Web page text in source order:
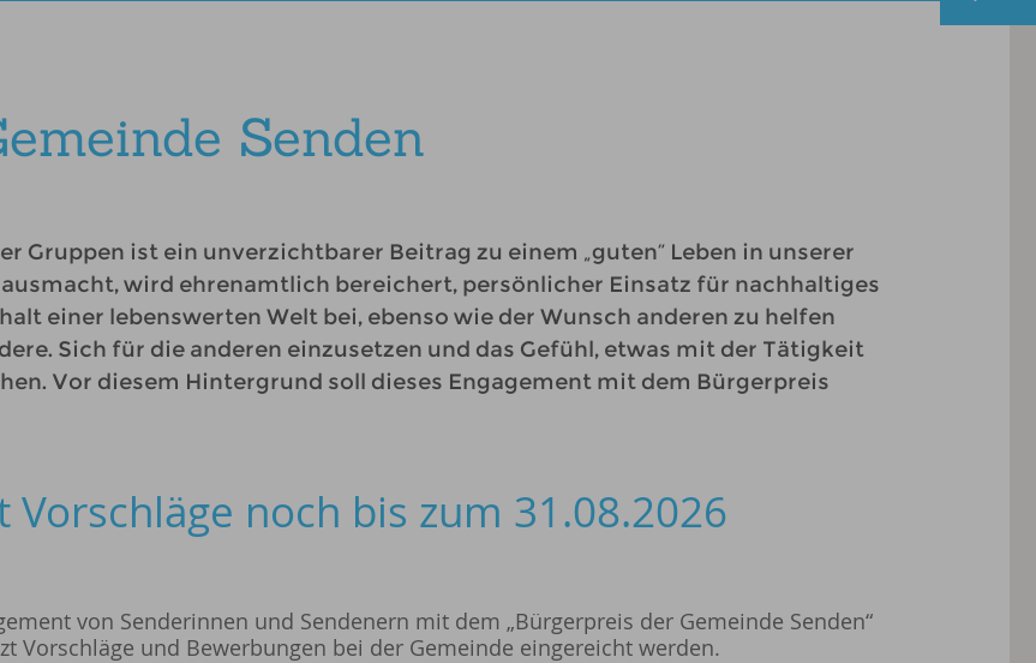
Senden
Gruppen ist ein unverzichtbarer Beitrag zu einem „guten“ Leben in unserer
wird ehrenamtlich bereichert, persönlicher Einsatz für nachhaltiges
einer lebenswerten Welt bei, ebenso wie der Wunsch anderen zu helfen
Sich für die anderen einzusetzen und das Gefühl, etwas mit der Tätigkeit
Vor diesem Hintergrund soll dieses Engagement mit dem Bürgerpreis
noch bis zum 31.08.2026
von Senderinnen und Sendenern mit dem „Bürgerpreis der Gemeinde Senden“
Vorschläge und Bewerbungen bei der Gemeinde eingereicht werden.